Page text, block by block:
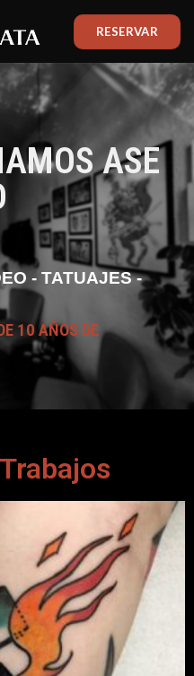
RESERVAR
ASE
- TATUAJES -
10 AÑOS DE